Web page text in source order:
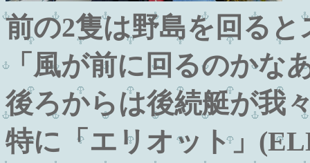
前の2隻は野島を回る
「風が前に回るのかな
後ろからは後続艇が我
特に「エリオット」